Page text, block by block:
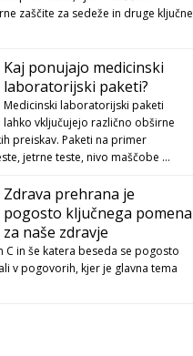
zaščite za sedeže in druge ključne
Kaj ponujajo medicinski
laboratorijski paketi?
Medicinski laboratorijski paketi
lahko vključujejo različno obširne
preiskav. Paketi na primer
jetrne teste, nivo maščobe …
Zdrava prehrana je
pogosto ključnega pomena
za naše zdravje
C in še katera beseda se pogosto
v pogovorih, kjer je glavna tema